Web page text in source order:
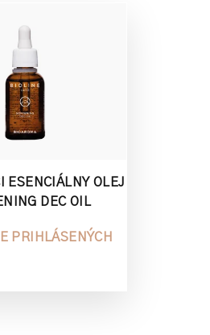
ESENCIÁLNY OLEJ
DEC OIL
PRIHLÁSENÝCH